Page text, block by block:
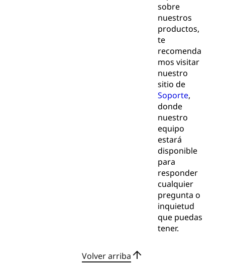
sobre
nuestros
productos,
te
recomenda
mos visitar
nuestro
sitio de
Soporte,
donde
nuestro
equipo
estará
disponible
para
responder
cualquier
pregunta o
inquietud
que puedas
tener.
Volver arriba